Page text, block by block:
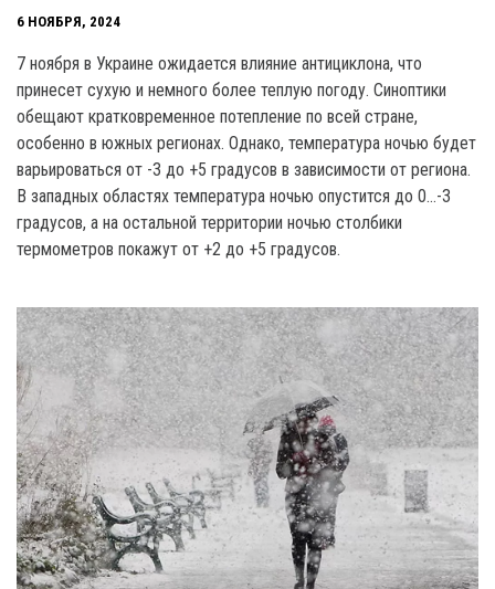
6 НОЯБРЯ, 2024
7 ноября в Украине ожидается влияние антициклона, что
принесет сухую и немного более теплую погоду. Синоптики
обещают кратковременное потепление по всей стране,
особенно в южных регионах. Однако, температура ночью будет
варьироваться от -3 до +5 градусов в зависимости от региона.
В западных областях температура ночью опустится до 0…-3
градусов, а на остальной территории ночью столбики
термометров покажут от +2 до +5 градусов.